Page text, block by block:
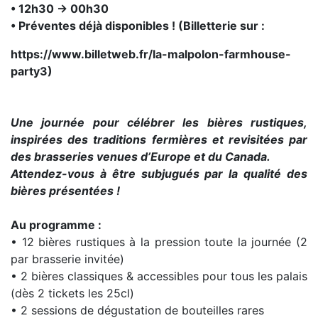
• 12h30 → 00h30
• Préventes déjà disponibles ! (Billetterie sur :
https://www.billetweb.fr/la-malpolon-farmhouse-
party3)
Une journée pour célébrer les bières rustiques,
inspirées des traditions fermières et revisitées par
des brasseries venues d’Europe et du Canada.
Attendez-vous à être subjugués par la qualité des
bières présentées !
Au programme :
• 12 bières rustiques à la pression toute la journée (2
par brasserie invitée)
• 2 bières classiques & accessibles pour tous les palais
(dès 2 tickets les 25cl)
• 2 sessions de dégustation de bouteilles rares